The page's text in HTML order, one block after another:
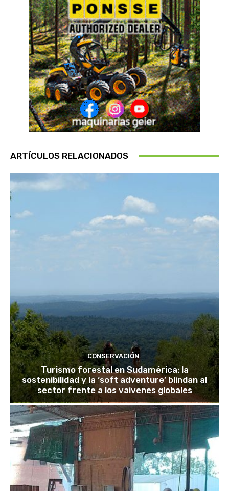
ARTÍCULOS RELACIONADOS
CONSERVACIÓN
Turismo forestal en Sudamérica: la
sostenibilidad y la ‘soft adventure’ blindan al
sector frente a los vaivenes globales